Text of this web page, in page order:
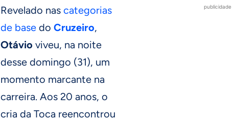
publicidade
Revelado nas categorias
de base do Cruzeiro,
Otávio viveu, na noite
desse domingo (31), um
momento marcante na
carreira. Aos 20 anos, o
cria da Toca reencontrou